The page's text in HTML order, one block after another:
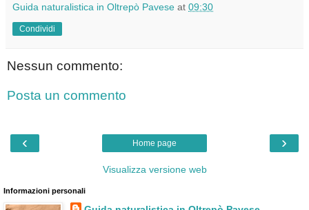
Guida naturalistica in Oltrepò Pavese at 09:30
Condividi
Nessun commento:
Posta un commento
‹ ›
Home page
Visualizza versione web
Informazioni personali